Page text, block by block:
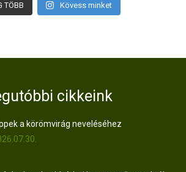
TÖBB Kövess minket
cikkeink
a körömvirág neveléséhez